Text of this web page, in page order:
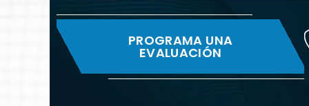
PROGRAMA UNA
EVALUACIÓN